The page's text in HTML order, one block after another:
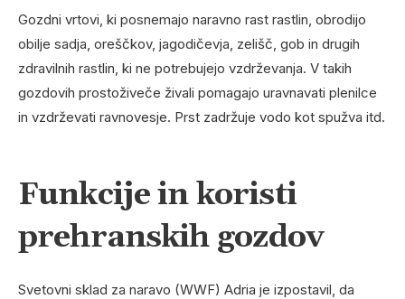
Gozdni vrtovi, ki posnemajo naravno rast rastlin, obrodijo
obilje sadja, oreščkov, jagodičevja, zelišč, gob in drugih
zdravilnih rastlin, ki ne potrebujejo vzdrževanja. V takih
gozdovih prostoživeče živali pomagajo uravnavati plenilce
in vzdrževati ravnovesje. Prst zadržuje vodo kot spužva itd.
Funkcije in koristi
prehranskih gozdov
Svetovni sklad za naravo (WWF) Adria je izpostavil, da